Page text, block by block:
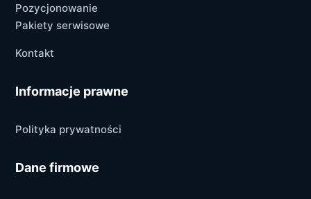
Pozycjonowanie
Pakiety serwisowe
Kontakt
Informacje prawne
Polityka prywatności
Dane firmowe